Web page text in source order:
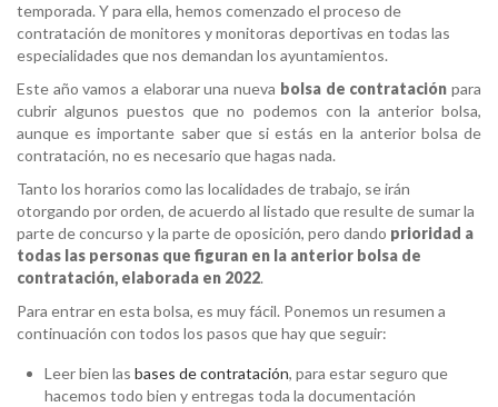
temporada. Y para ella, hemos comenzado el proceso de
contratación de monitores y monitoras deportivas en todas las
especialidades que nos demandan los ayuntamientos.
Este año vamos a elaborar una nueva bolsa de contratación para
cubrir algunos puestos que no podemos con la anterior bolsa,
aunque es importante saber que si estás en la anterior bolsa de
contratación, no es necesario que hagas nada.
Tanto los horarios como las localidades de trabajo, se irán
otorgando por orden, de acuerdo al listado que resulte de sumar la
parte de concurso y la parte de oposición, pero dando prioridad a
todas las personas que figuran en la anterior bolsa de
contratación, elaborada en 2022.
Para entrar en esta bolsa, es muy fácil. Ponemos un resumen a
continuación con todos los pasos que hay que seguir:
Leer bien las bases de contratación, para estar seguro que
hacemos todo bien y entregas toda la documentación